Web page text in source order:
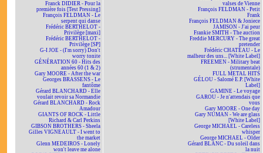
Franck DIDIER - Pour la
première fois [Test Pressing]
François FELDMAN - Le
serpent qui danse
Frédéric BERTHELOT -
Privilège [maxi]
Frédéric BERTHELOT -
Privilège [SP]
G-I JOE - (I'm sorry) Don't
worry tonite
GÉNÉRATION 60 - Hits des
années 60 (1 & 2)
Gary MOORE - After the war
Georges BRASSENS - Le
fantôme
Gérard BLANCHARD - Elle
voulait revoir sa Normandie
Gérard BLANCHARD - Rock
Amadour
GIANTS OF ROCK - Little
Richard & Carl Perkins
GIBSON BROTHERS - Sheela
Gilles VIGNEAULT - I went to
the market
Glenn MEDEIROS - Lonely
won't leave me alone
valses de Vienne
François FELDMAN - Petit
Frank
François FELDMAN & Joniece
JAMISON - J'ai peur
Frankie SMITH - The auction
Freddie MERCURY - The great
pretender
Frédéric CHATEAU - Le
malheur des uns... [White Label]
FREEMEN - Military beat
(strumentale)
FULL METAL HITS
GÉLOU - Salomé E.P. [White
Label]
GAMINE - Le voyage
GAROU - Je n'attendais que
vous
Gary MOORE - One day
Gary NUMAN - We are glass
[White Label]
George MICHAEL - Careless
whisper
George MICHAEL - Older
Gérard BLANC - Du soleil dans
la nuit